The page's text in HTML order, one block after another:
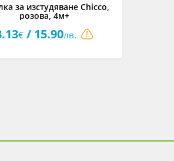
за изстудяване Chicco,
розова, 4м+
€/ 15.90лв.